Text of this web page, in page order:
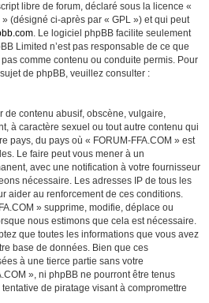
libre de forum, déclaré sous la licence «
» (désigné ci-après par « GPL ») et qui peut
. Le logiciel phpBB facilite seulement
Limited n’est pas responsable de ce que
comme contenu ou conduite permis. Pour
de phpBB, veuillez consulter :
contenu abusif, obscène, vulgaire,
à caractère sexuel ou tout autre contenu qui
pays, du pays où « FORUM-FFA.COM » est
Le faire peut vous mener à un
avec une notification à votre fournisseur
nécessaire. Les adresses IP de tous les
aider au renforcement de ces conditions.
» supprime, modifie, déplace ou
nous estimons que cela est nécessaire.
que toutes les informations que vous avez
base de données. Bien que ces
à une tierce partie sans votre
», ni phpBB ne pourront être tenus
de piratage visant à compromettre